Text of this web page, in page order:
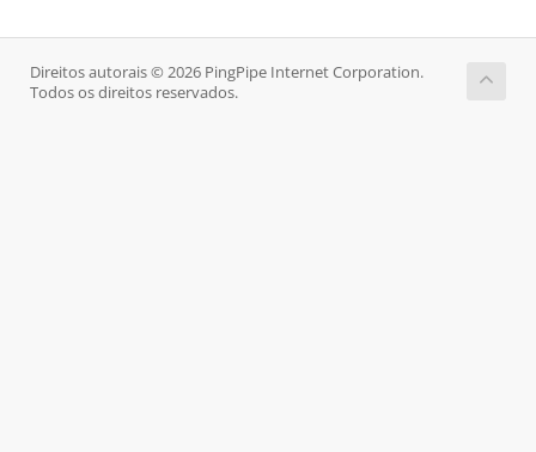
Direitos autorais © 2026 PingPipe Internet Corporation.
Todos os direitos reservados.